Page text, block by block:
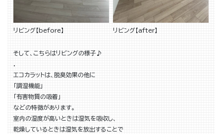
リビング【before】 リビング【after】
そして、こちらはリビングの様子♪
エコカラットは、脱臭効果の他に
「調湿機能」
「有害物質の吸着」
などの特徴があります。
室内の湿度が高いときは湿気を吸収し、
乾燥しているときは湿気を放出することで